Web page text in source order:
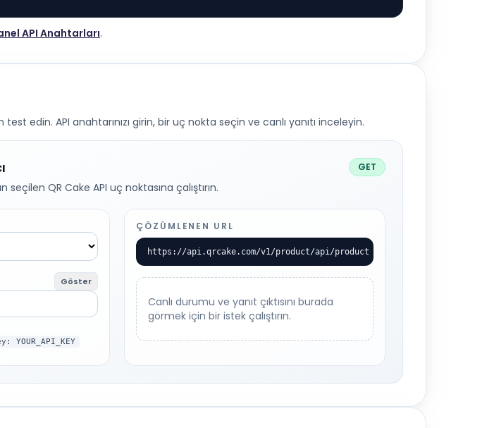
API Anahtarları.
edin. API anahtarınızı girin, bir uç nokta seçin ve canlı yanıtı inceleyin.
seçilen QR Cake API uç noktasına çalıştırın.
GET
Göster
YOUR_API_KEY
ÇÖZÜMLENEN URL
https://api.qrcake.com/v1/product/api/product
Canlı durumu ve yanıt çıktısını burada
görmek için bir istek çalıştırın.